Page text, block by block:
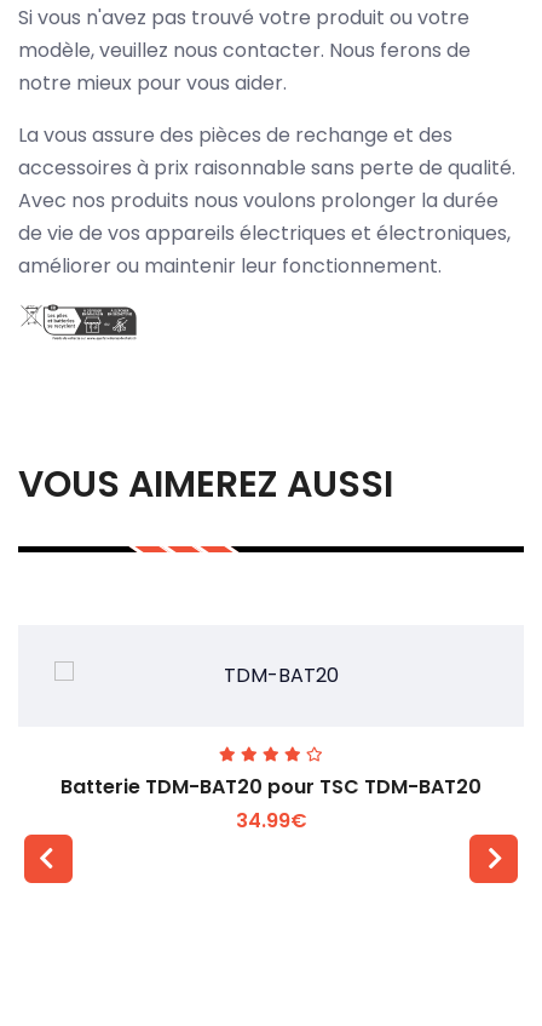
Si vous n'avez pas trouvé votre produit ou votre
modèle, veuillez nous contacter. Nous ferons de
notre mieux pour vous aider.
La vous assure des pièces de rechange et des
accessoires à prix raisonnable sans perte de qualité.
Avec nos produits nous voulons prolonger la durée
de vie de vos appareils électriques et électroniques,
améliorer ou maintenir leur fonctionnement.
VOUS AIMEREZ AUSSI
Batterie TDM-BAT20 pour TSC TDM-BAT20
34.99€